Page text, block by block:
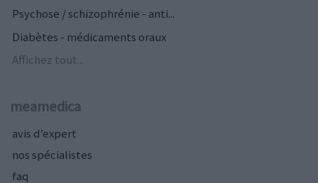
Psychose / schizophrénie - anti...
Diabètes - médicaments oraux
Affichez tout...
meamedica
avis d’expert
nos spécialistes
faq